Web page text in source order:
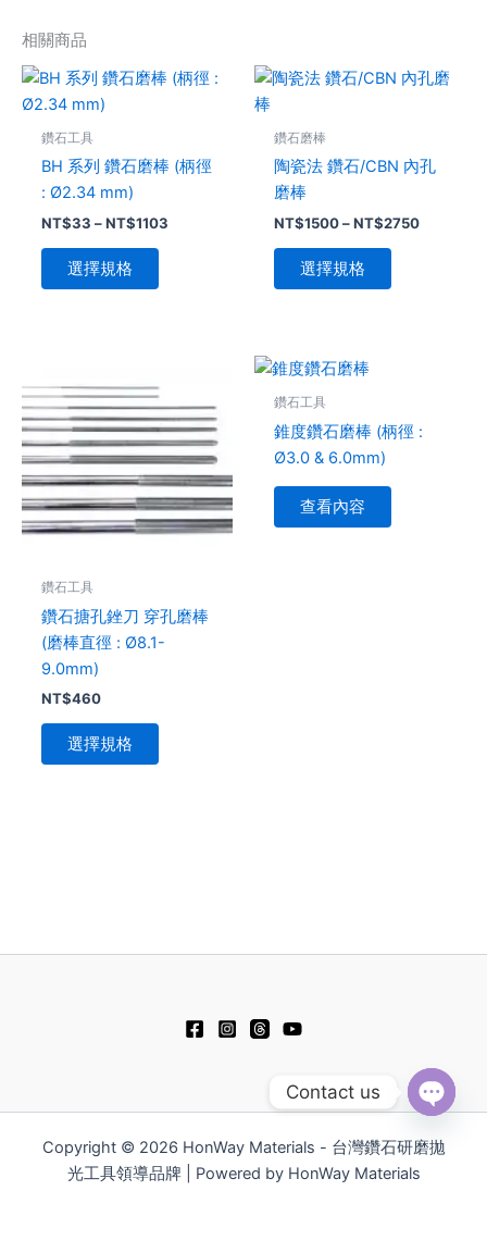
相關商品
鑽石工具
BH 系列 鑽石磨棒 (柄徑
: Ø2.34 mm)
NT$33 – NT$1103
價
格
到
選擇規格
此
有
款
可
頁
面
選
擇
選
項
鑽石磨棒
陶瓷法 鑽石/CBN 內孔
磨棒
NT$1500 – NT$2750
價
格
到
選擇規格
此
款
可
選
選
項
鑽石工具
鑽石搪孔銼刀 穿孔磨棒
(磨棒直徑 : Ø8.1-
9.0mm)
NT$460
選擇規格
產
品
有
多
種
款
產
選
擇
鑽石工具
錐度鑽石磨棒 (柄徑 :
Ø3.0 & 6.0mm)
查看內容
Copyright © 2026 HonWay Materials - 台灣鑽石研磨拋
光工具領導品牌 | Powered by HonWay Materials
Contact us
Open
chaty